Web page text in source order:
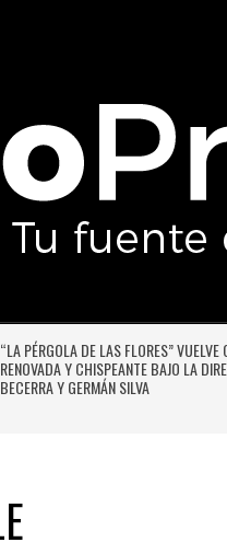
“LA PÉRGOLA DE LAS FLORES” VUELVE
RENOVADA Y CHISPEANTE BAJO LA
BECERRA Y GERMÁN SILVA